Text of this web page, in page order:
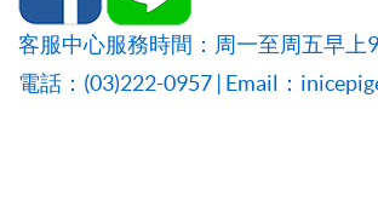
客服中心服務時間：周一至周五早上
電話：(03)222-0957 | Email：